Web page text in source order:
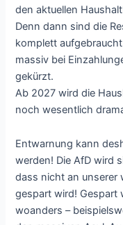
den aktuellen
Denn dann sind die
komplett
massiv bei
gekürzt.
Ab 2027 wird die
noch wesentlich
Entwarnung kann
werden! Die AfD wird
dass nicht an unserer
gespart wird! Gespart
woanders –